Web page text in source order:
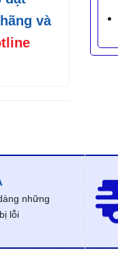
và
những
lỗi